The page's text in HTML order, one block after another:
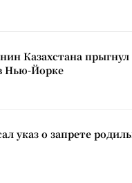
Казахстана прыгнул
Нью-Йорке
указ о запрете